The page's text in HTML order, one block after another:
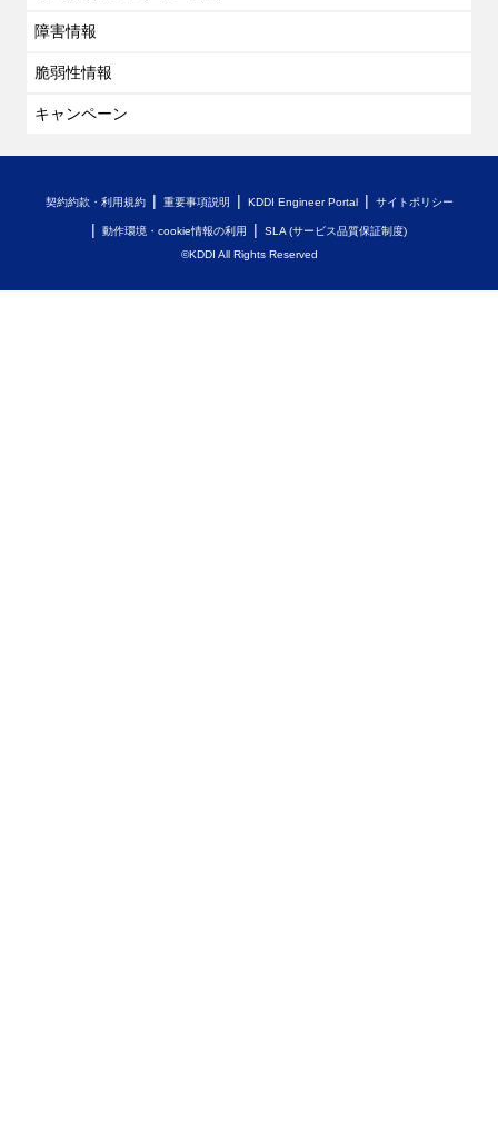
障害情報
脆弱性情報
キャンペーン
契約約款・利用規約 重要事項説明 KDDI Engineer Portal サイトポリシー
動作環境・cookie情報の利用
SLA (サービス品質保証制度)
©KDDI All Rights Reserved